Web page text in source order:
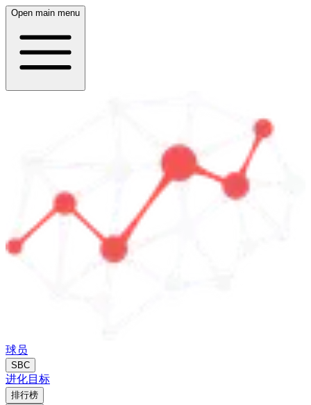
Open main menu
球员
SBC
进化目标
排行榜